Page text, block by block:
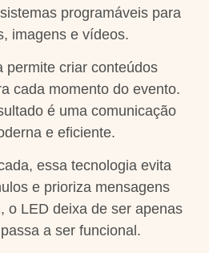
programáveis para
imagens e vídeos.
permite criar conteúdos
cada momento do evento.
é uma comunicação
e eficiente.
essa tecnologia evita
e prioriza mensagens
o LED deixa de ser apenas
a ser funcional.